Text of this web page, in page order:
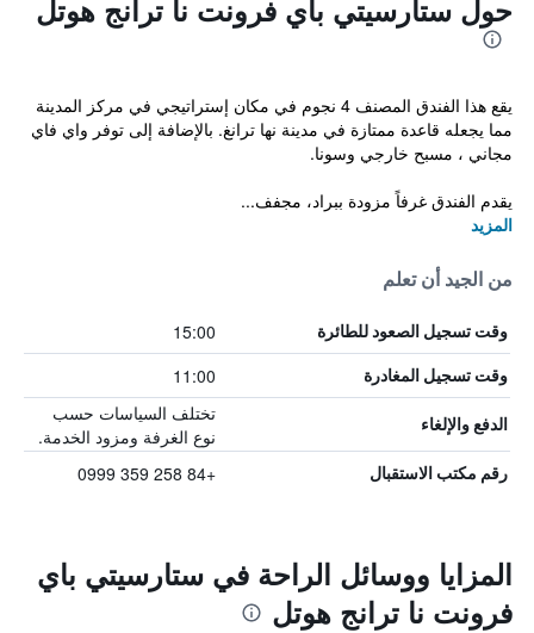
حول ستارسيتي باي فرونت نا ترانج هوتل
يقع هذا الفندق المصنف 4 نجوم في مكان إستراتيجي في مركز المدينة
مما يجعله قاعدة ممتازة في مدينة نها ترانغ. بالإضافة إلى توفر واي فاي
مجاني ، مسبح خارجي وسونا.
يقدم الفندق غرفاً مزودة ببراد، مجفف...
المزيد
من الجيد أن تعلم
وقت تسجيل الصعود للطائرة 15:00
وقت تسجيل المغادرة 11:00
الدفع والإلغاء
تختلف السياسات حسب
نوع الغرفة ومزود الخدمة.
رقم مكتب الاستقبال +84 258 359 0999
المزايا ووسائل الراحة في ستارسيتي باي
فرونت نا ترانج هوتل